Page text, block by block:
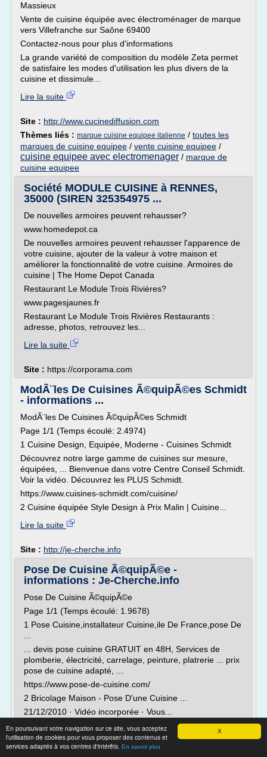
X
En poursuivant votre navigation sur ce site, vous acceptez
l'utilisation de cookies pour vous proposer des contenus et
services adaptés à vos centres d'intérêts. En savoir plus
Massieux
Vente de cuisine équipée avec électroménager de marque
vers Villefranche sur Saône 69400
Contactez-nous pour plus d'informations
La grande variété de composition du modèle Zeta permet
de satisfaire les modes d'utilisation les plus divers de la
cuisine et dissimule...
Lire la suite
Site : http://www.cucinediffusion.com
Thèmes liés : marque cuisine equipee italienne / toutes les
marques de cuisine equipee / vente cuisine equipee /
cuisine equipee avec electromenager / marque de
cuisine equipee
Société MODULE CUISINE à RENNES,
35000 (SIREN 325354975 ...
De nouvelles armoires peuvent rehausser?
www.homedepot.ca
De nouvelles armoires peuvent rehausser l'apparence de
votre cuisine, ajouter de la valeur à votre maison et
améliorer la fonctionnalité de votre cuisine. Armoires de
cuisine | The Home Depot Canada
Restaurant Le Module Trois Rivières?
www.pagesjaunes.fr
Restaurant Le Module Trois Rivières Restaurants :
adresse, photos, retrouvez les...
Lire la suite
Site : https://corporama.com
ModÃ¨les De Cuisines Ã©quipÃ©es Schmidt
- informations ...
ModÃ¨les De Cuisines Ã©quipÃ©es Schmidt
Page 1/1 (Temps écoulé: 2.4974)
1 Cuisine Design, Equipée, Moderne - Cuisines Schmidt
Découvrez notre large gamme de cuisines sur mesure,
équipées, ... Bienvenue dans votre Centre Conseil Schmidt.
Voir la vidéo. Découvrez les PLUS Schmidt.
https://www.cuisines-schmidt.com/cuisine/
2 Cuisine équipée Style Design à Prix Malin | Cuisine...
Lire la suite
Site : http://je-cherche.info
Pose De Cuisine Ã©quipÃ©e -
informations : Je-Cherche.info
Pose De Cuisine Ã©quipÃ©e
Page 1/1 (Temps écoulé: 1.9678)
1 Pose Cuisine,installateur Cuisine,ile De France,pose De
... devis pose cuisine GRATUIT en 48H, Services de
plomberie, électricité, carrelage, peinture, platrerie ... prix
pose de cuisine adapté, ...
https://www.pose-de-cuisine.com/
2 Bricolage Maison - Pose D'une Cuisine ...
21/12/2010 · Vidéo incorporée · Vous...
Lire la suite